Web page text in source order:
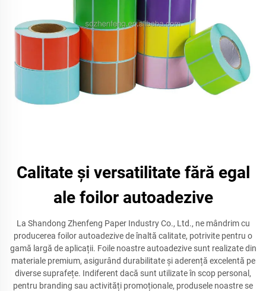
Calitate și versatilitate fără egal
ale foilor autoadezive
La Shandong Zhenfeng Paper Industry Co., Ltd., ne mândrim cu
producerea foilor autoadezive de înaltă calitate, potrivite pentru o
gamă largă de aplicații. Foile noastre autoadezive sunt realizate din
materiale premium, asigurând durabilitate și aderență excelentă pe
diverse suprafețe. Indiferent dacă sunt utilizate în scop personal,
pentru branding sau activități promoționale, produsele noastre se